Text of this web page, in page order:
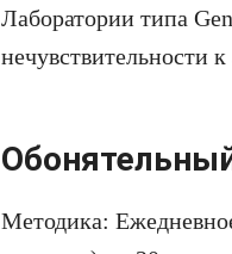
Лаборатории типа
нечувствительности
Методика: